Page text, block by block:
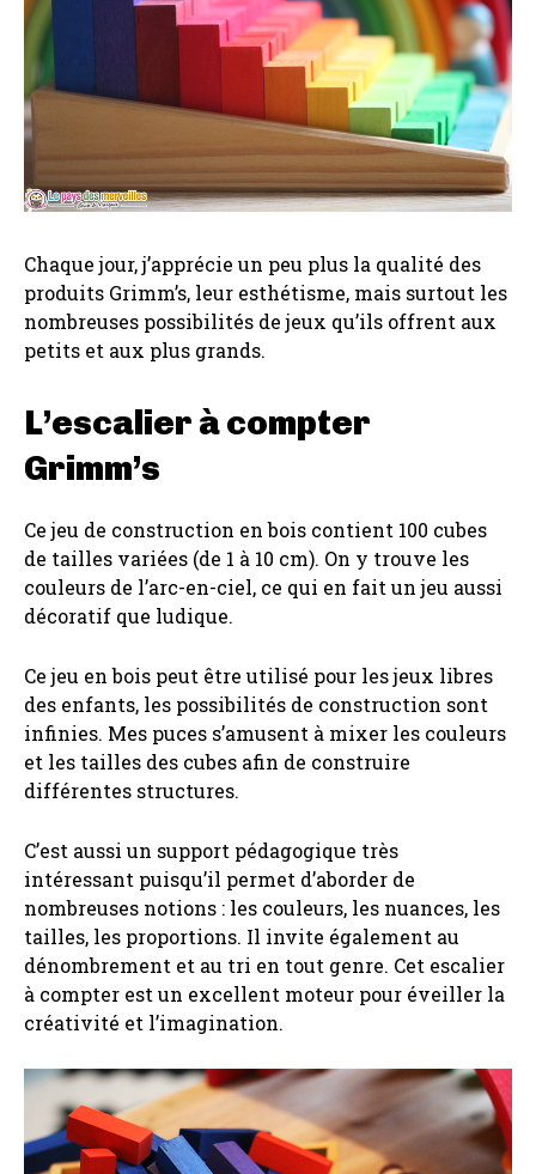
Chaque jour, j’apprécie un peu plus la qualité des
produits Grimm’s, leur esthétisme, mais surtout les
nombreuses possibilités de jeux qu’ils offrent aux
petits et aux plus grands.
L’escalier à compter
Grimm’s
Ce jeu de construction en bois contient 100 cubes
de tailles variées (de 1 à 10 cm). On y trouve les
couleurs de l’arc-en-ciel, ce qui en fait un jeu aussi
décoratif que ludique.
Ce jeu en bois peut être utilisé pour les jeux libres
des enfants, les possibilités de construction sont
infinies. Mes puces s’amusent à mixer les couleurs
et les tailles des cubes afin de construire
différentes structures.
C’est aussi un support pédagogique très
intéressant puisqu’il permet d’aborder de
nombreuses notions : les couleurs, les nuances, les
tailles, les proportions. Il invite également au
dénombrement et au tri en tout genre. Cet escalier
à compter est un excellent moteur pour éveiller la
créativité et l’imagination.